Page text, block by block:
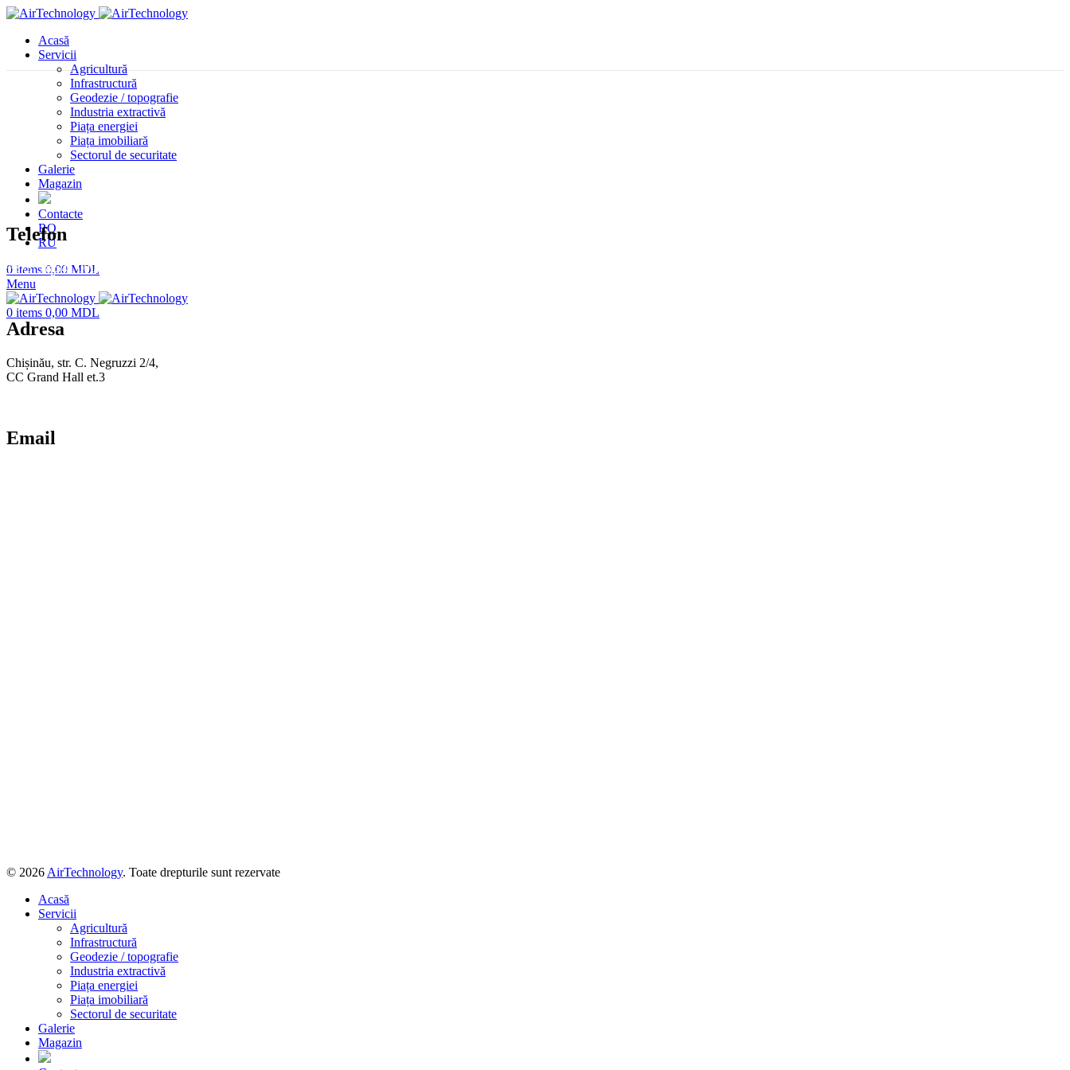
Acasă
Servicii
Agricultură
Infrastructură
Geodezie / topografie
Industria extractivă
Piața energiei
Piața imobiliară
Sectorul de securitate
Galerie
Magazin
Contacte
RO
RU
0 items 0,00 MDL
Menu
0 items 0,00 MDL
Telefon
+373 78 541 000
Adresa
Chișinău, str. C. Negruzzi 2/4,
CC Grand Hall et.3
Email
© 2026AirTechnology. Toate drepturile sunt rezervate
Acasă
Servicii
Agricultură
Infrastructură
Geodezie / topografie
Industria extractivă
Piața energiei
Piața imobiliară
Sectorul de securitate
Galerie
Magazin